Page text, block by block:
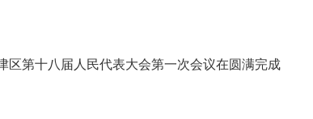
区第十八届人民代表大会第一次会议在圆满完成